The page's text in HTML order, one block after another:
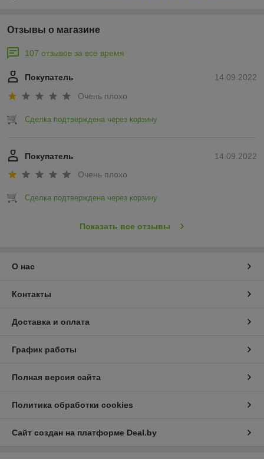
Отзывы о магазине
107 отзывов за всё время
14.09.2022
Покупатель
Очень плохо
Сделка подтверждена через корзину
14.09.2022
Покупатель
Очень плохо
Сделка подтверждена через корзину
Показать все отзывы
О нас
Контакты
Доставка и оплата
График работы
Полная версия сайта
Политика обработки cookies
Сайт создан на платформе Deal.by